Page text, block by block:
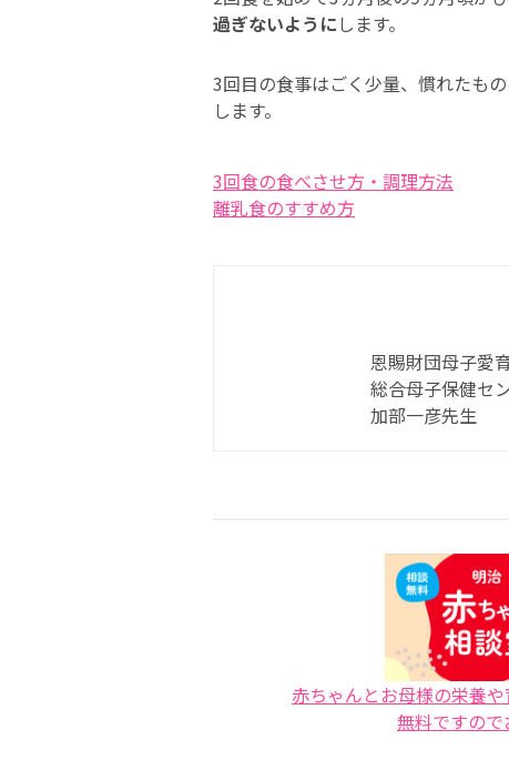
過ぎないようにします。
3回目の食事はごく少量、慣れたも
します。
3回食の食べさせ方・調理方法
離乳食のすすめ方
恩賜財団母子愛
総合母子保健セ
加部一彦先生
赤ちゃんとお母様の栄養
無料ですので